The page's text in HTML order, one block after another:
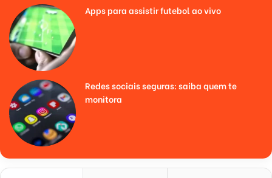
Apps para assistir futebol ao vivo
Redes sociais seguras: saiba quem te
monitora